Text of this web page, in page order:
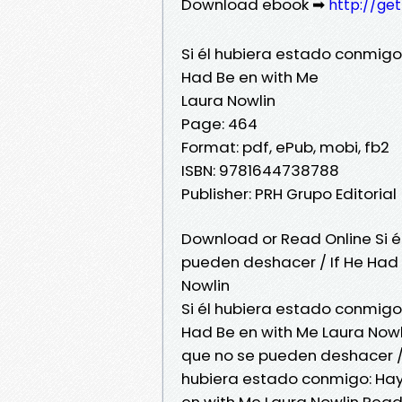
Download ebook ➡ http://
Si él hubiera estado
Had Be en with Me
Laura Nowlin
Page: 464
Format: pdf, ePub, mobi, fb2
ISBN: 9781644738788
Publisher: PRH Grupo Editorial
Download or Read Online Si
pueden deshacer / If He Had
Nowlin
Si él hubiera estado
Had Be en with Me Laura
que no se pueden deshacer /
hubiera estado conmigo: